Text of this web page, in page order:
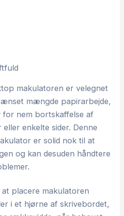
makulatoren er velegnet
mængde papirarbejde,
for nem bortskaffelse af
enkelte sider. Denne
er solid nok til at
og kan desuden håndtere
placere makulatoren
i et hjørne af skrivebordet,